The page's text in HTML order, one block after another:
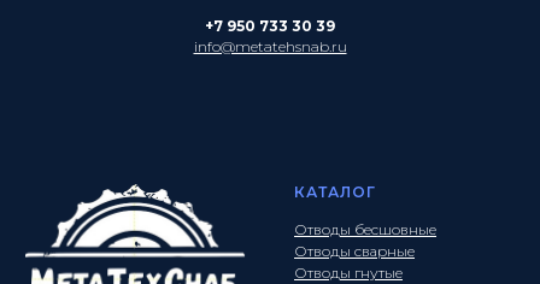
+7 950 733 30 39
info@metatehsnab.ru
КАТАЛОГ
Отводы бесшовные
Отводы сварные
Отводы гнутые